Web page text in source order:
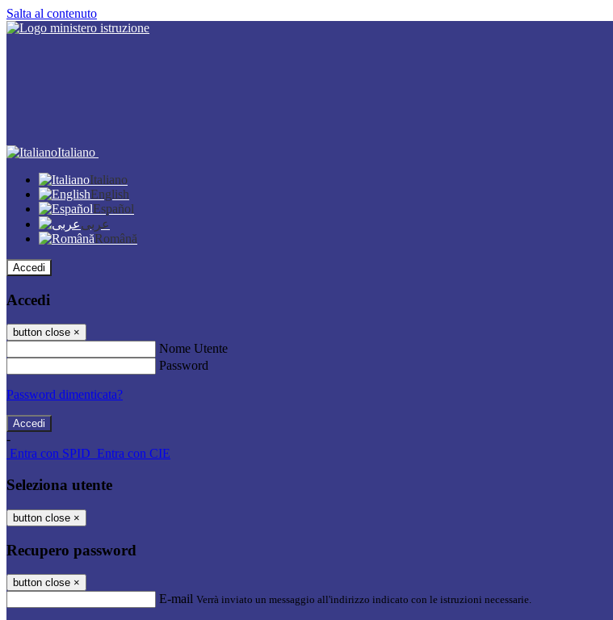
Salta al contenuto
Italiano
Italiano
English
Español
عربى
Română
Accedi
Accedi
button close ×
Nome Utente
Password
Password dimenticata?
-
Entra con SPID Entra con CIE
Seleziona utente
button close ×
Recupero password
button close ×
E-mail Verrà inviato un messaggio all'indirizzo indicato con le istruzioni necessarie.